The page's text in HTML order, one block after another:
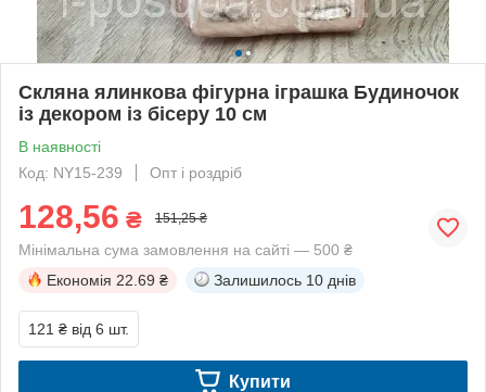
Скляна ялинкова фігурна іграшка Будиночок
із декором із бісеру 10 см
В наявності
Код: NY15-239
Опт і роздріб
128,56 ₴ 151,25 ₴
Мінімальна сума замовлення на сайті — 500 ₴
Економія 22.69 ₴ Залишилось 10 днів
121 ₴ від 6 шт.
Купити